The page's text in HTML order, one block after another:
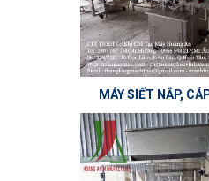
MÁY SIẾT NẮP,